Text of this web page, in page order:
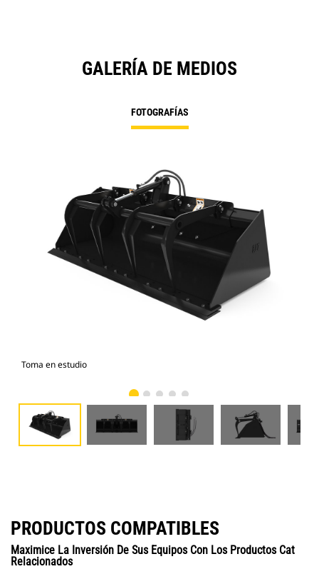
GALERÍA DE MEDIOS
FOTOGRAFÍAS
Toma en estudio
PRODUCTOS COMPATIBLES
Maximice La Inversión De Sus Equipos Con Los Productos Cat
Relacionados